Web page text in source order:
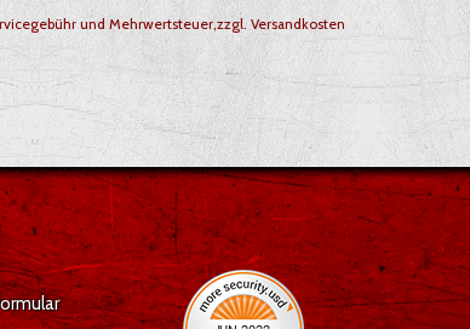
und Mehrwertsteuer,zzgl. Versandkosten